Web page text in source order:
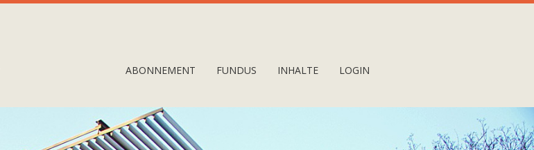
ABONNEMENT FUNDUS INHALTE LOGIN